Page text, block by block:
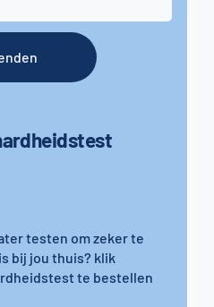
testen om zeker te
bij jou thuis? klik
te bestellen